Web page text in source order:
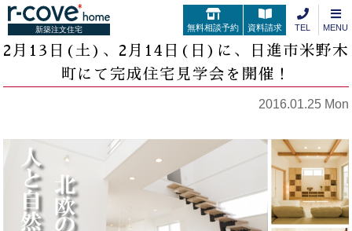
新築注文住宅 無料相談予約 資料請求 TEL MENU
2月13日(土)、2月14日(日)に、日進市米野木
町にて完成住宅見学会を開催！
2016.01.25 Mon